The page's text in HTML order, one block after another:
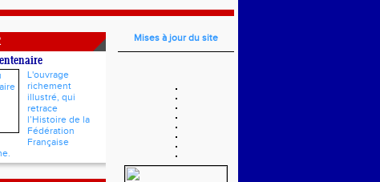
L'ouvrage
richement
illustré, qui
retrace
l’Histoire de la
Fédération
Française
Mises à jour du site